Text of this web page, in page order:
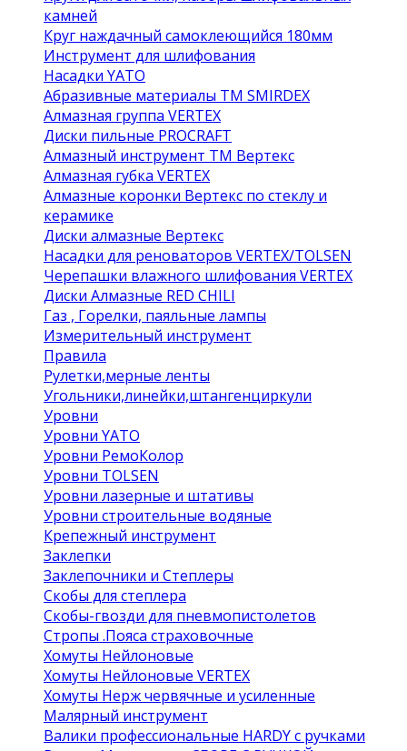
камней
Круг наждачный самоклеющийся 180мм
Инструмент для шлифования
Насадки YATO
Абразивные материалы ТМ SMIRDEX
Алмазная группа VERTEX
Диски пильные PROCRAFT
Алмазный инструмент ТМ Вертекс
Алмазная губка VERTEX
Алмазные коронки Вертекс по стеклу и
керамике
Диски алмазные Вертекс
Насадки для реноваторов VERTEX/TOLSEN
Черепашки влажного шлифования VERTEX
Диски Алмазные RED CHILI
Газ , Горелки, паяльные лампы
Измерительный инструмент
Правила
Рулетки,мерные ленты
Угольники,линейки,штангенциркули
Уровни
Уровни YATO
Уровни РемоКолор
Уровни TOLSEN
Уровни лазерные и штативы
Уровни строительные водяные
Крепежный инструмент
Заклепки
Заклепочники и Степлеры
Скобы для степлера
Скобы-гвозди для пневмопистолетов
Стропы .Пояса страховочные
Хомуты Нейлоновые
Хомуты Нейлоновые VERTEX
Хомуты Нерж червячные и усиленные
Малярный инструмент
Валики профессиональные HARDY с ручками